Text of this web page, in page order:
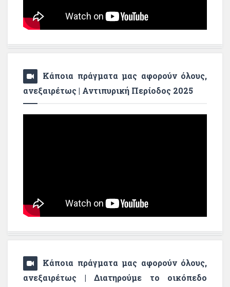
Κάποια πράγματα μας αφορούν όλους,
ανεξαιρέτως | Αντιπυρική Περίοδος 2025
Κάποια πράγματα μας αφορούν όλους,
ανεξαιρέτως | Διατηρούμε το οικόπεδο